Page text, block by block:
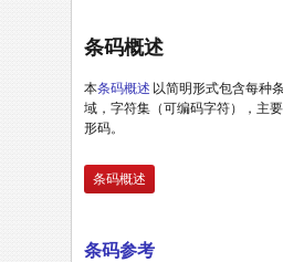
条码概述
本条码概述 以简明形式包含每种
域，字符集（可编码字符），主
形码。
条码概述
条码参考